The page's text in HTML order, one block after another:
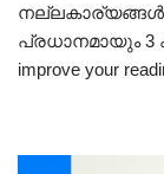
നല്ലകാര്യങ്ങൾ
പ്രധാനമായും
improve your